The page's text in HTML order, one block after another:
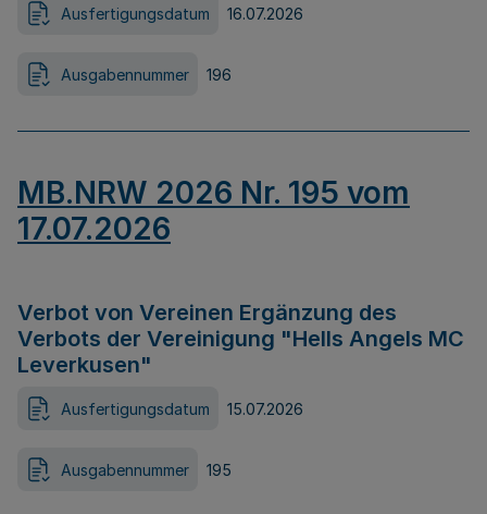
Ausfertigungsdatum 16.07.2026
Ausgabennummer 196
MB.NRW 2026 Nr. 195 vom
17.07.2026
Verbot von Vereinen Ergänzung des
Verbots der Vereinigung "Hells Angels MC
Leverkusen"
Ausfertigungsdatum 15.07.2026
Ausgabennummer 195